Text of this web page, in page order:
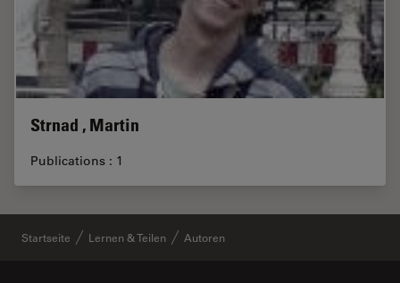
Strnad , Martin
Publications : 1
Startseite Lernen & Teilen Autoren